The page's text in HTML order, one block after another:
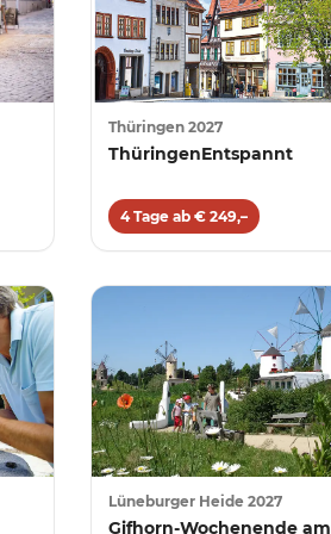
Thüringen 2027
ThüringenEntspannt
4 Tage ab € 249,–
Lüneburger Heide 2027
Gifhorn-Wochenende am